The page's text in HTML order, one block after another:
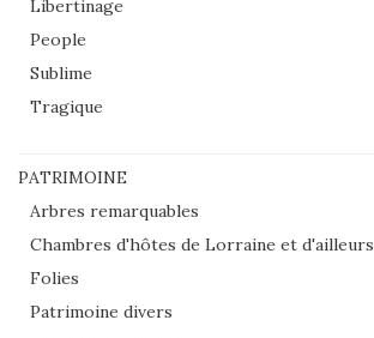
Libertinage
People
Sublime
Tragique
PATRIMOINE
Arbres remarquables
Chambres d'hôtes de Lorraine et d'ailleurs
Folies
Patrimoine divers